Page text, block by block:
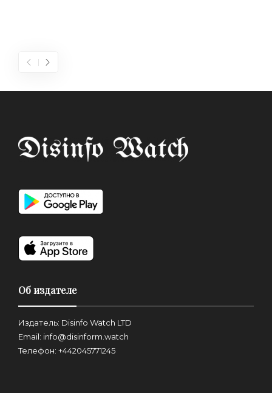
Об издателе
Издатель: Disinfo Watch LTD
Email: info@disinform.watch
Телефон: +442045771245